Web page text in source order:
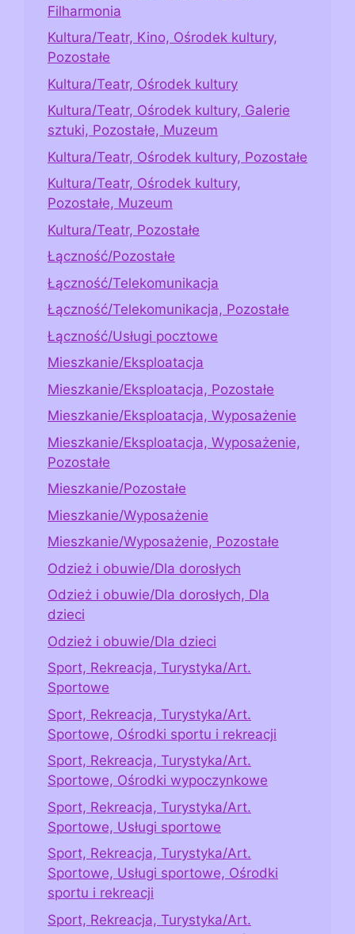
Filharmonia
Kultura/Teatr, Kino, Ośrodek kultury,
Pozostałe
Kultura/Teatr, Ośrodek kultury
Kultura/Teatr, Ośrodek kultury, Galerie
sztuki, Pozostałe, Muzeum
Kultura/Teatr, Ośrodek kultury, Pozostałe
Kultura/Teatr, Ośrodek kultury,
Pozostałe, Muzeum
Kultura/Teatr, Pozostałe
Łączność/Pozostałe
Łączność/Telekomunikacja
Łączność/Telekomunikacja, Pozostałe
Łączność/Usługi pocztowe
Mieszkanie/Eksploatacja
Mieszkanie/Eksploatacja, Pozostałe
Mieszkanie/Eksploatacja, Wyposażenie
Mieszkanie/Eksploatacja, Wyposażenie,
Pozostałe
Mieszkanie/Pozostałe
Mieszkanie/Wyposażenie
Mieszkanie/Wyposażenie, Pozostałe
Odzież i obuwie/Dla dorosłych
Odzież i obuwie/Dla dorosłych, Dla
dzieci
Odzież i obuwie/Dla dzieci
Sport, Rekreacja, Turystyka/Art.
Sportowe
Sport, Rekreacja, Turystyka/Art.
Sportowe, Ośrodki sportu i rekreacji
Sport, Rekreacja, Turystyka/Art.
Sportowe, Ośrodki wypoczynkowe
Sport, Rekreacja, Turystyka/Art.
Sportowe, Usługi sportowe
Sport, Rekreacja, Turystyka/Art.
Sportowe, Usługi sportowe, Ośrodki
sportu i rekreacji
Sport, Rekreacja, Turystyka/Art.